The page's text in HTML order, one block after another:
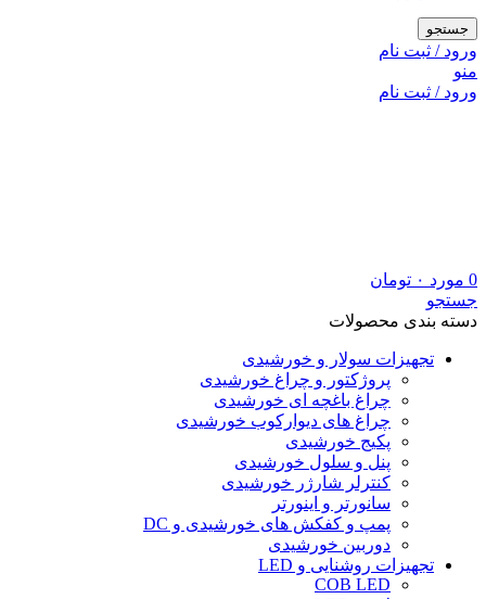
جستجو
ورود / ثبت نام
منو
ورود / ثبت نام
0 مورد ۰ تومان
جستجو
دسته بندی محصولات
تجهیزات سولار و خورشیدی
پروژکتور و چراغ خورشیدی
چراغ باغچه ای خورشیدی
چراغ های دیوارکوب خورشیدی
پکیج خورشیدی
پنل و سلول خورشیدی
کنترلر شارژر خورشیدی
سانورتر و اینورتر
پمپ و کفکش های خورشیدی و DC
دوربین خورشیدی
تجهیزات روشنایی و LED
COB LED